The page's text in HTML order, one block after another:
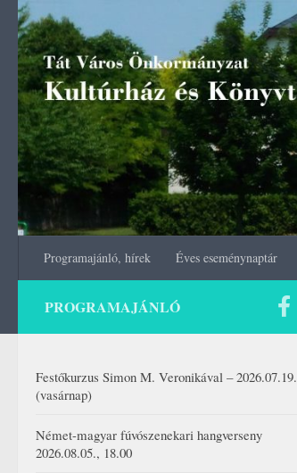
Skip to content
Programajánló, hírek Éves eseménynaptár
PROGRAMAJÁNLÓ
Festőkurzus Simon M. Veronikával – 2026.07.19.
(vasárnap)
Német-magyar fúvószenekari hangverseny
2026.08.05., 18.00